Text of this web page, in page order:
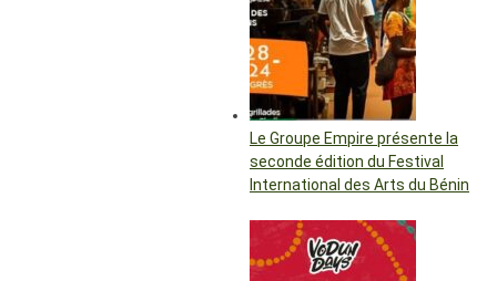
Le Groupe Empire présente la
seconde édition du Festival
International des Arts du Bénin